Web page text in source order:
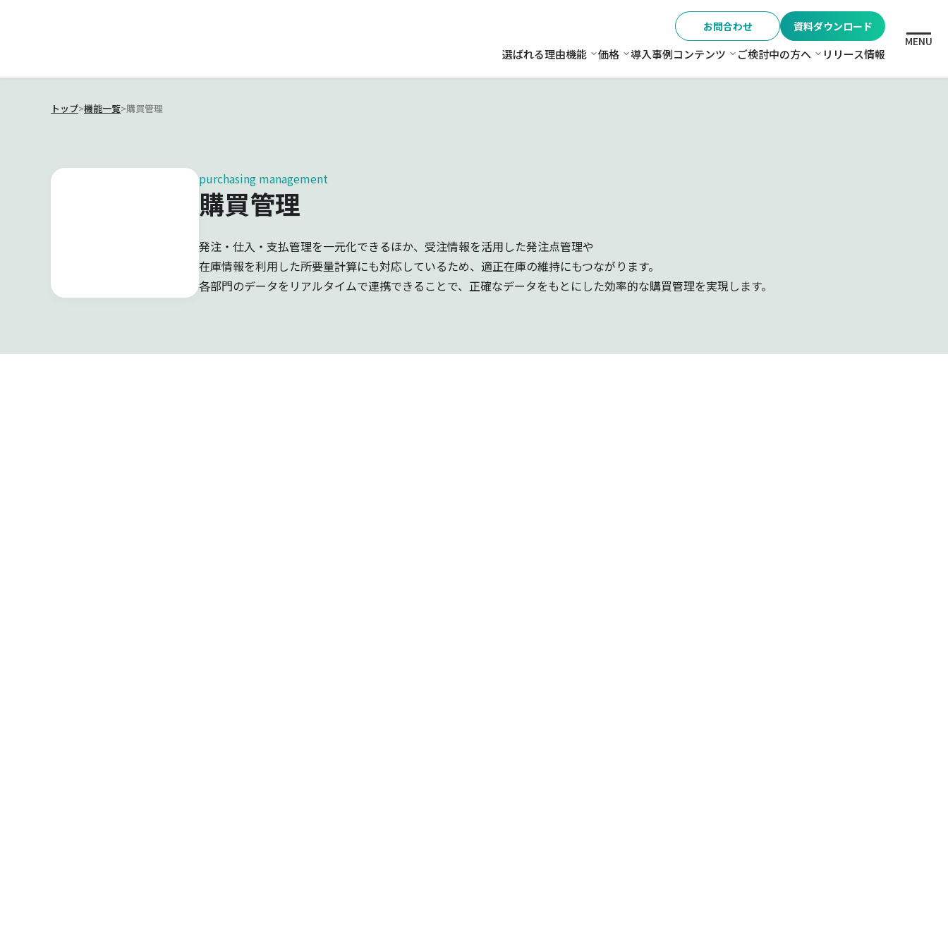
お問合わせ 資料ダウンロード
選ばれる理由機能 機能
価格 価格
導入事例コンテンツ コンテンツ
ご検討中の方へ ご検討中の方へ
リリース情報
MENU
トップ>機能一覧>購買管理
purchasing management
購買管理
発注・仕入・支払管理を一元化できるほか、受注情報を活用した発注点管理や
在庫情報を利用した所要量計算にも対応しているため、適正在庫の維持にもつながります。
各部門のデータをリアルタイムで連携できることで、正確なデータをもとにした効率的な購買管理を実現します。